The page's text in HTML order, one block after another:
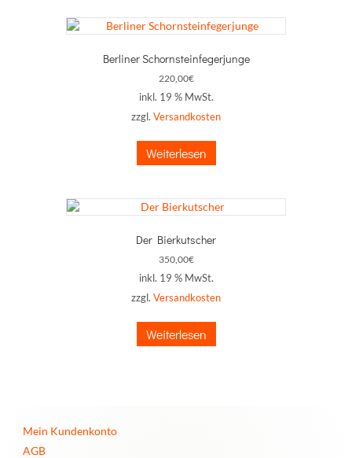
Berliner Schornsteinfegerjunge
220,00€
inkl. 19 % MwSt.
zzgl. Versandkosten
Weiterlesen
Der Bierkutscher
350,00€
inkl. 19 % MwSt.
zzgl. Versandkosten
Weiterlesen
Mein Kundenkonto
AGB